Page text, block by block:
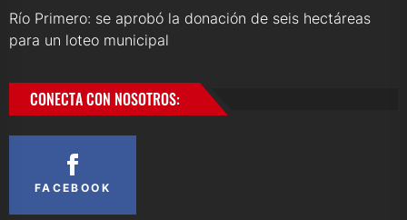
Río Primero: se aprobó la donación de seis hectáreas
para un loteo municipal
CONECTA CON NOSOTROS:
FACEBOOK